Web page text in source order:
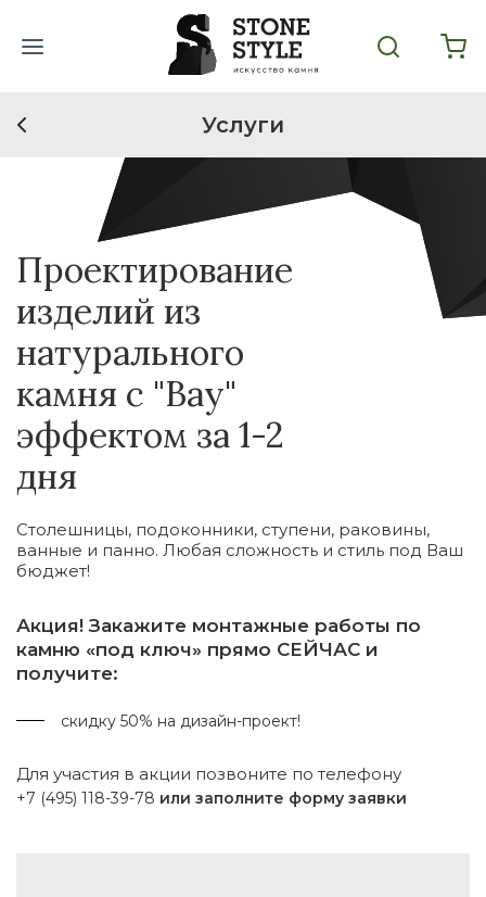
Услуги
Проектирование
изделий из
натурального
камня с "Вау"
эффектом за 1-2
дня
Столешницы, подоконники, ступени, раковины,
ванные и панно. Любая сложность и стиль под Ваш
бюджет!
Акция! Закажите монтажные работы по
камню «под ключ» прямо СЕЙЧАС и
получите:
скидку 50% на дизайн-проект!
Для участия в акции позвоните по телефону
+7 (495) 118-39-78 или заполните форму заявки